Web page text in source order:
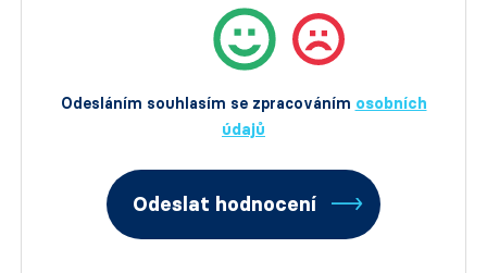
Odesláním souhlasím se zpracováním osobních
údajů
Odeslat hodnocení